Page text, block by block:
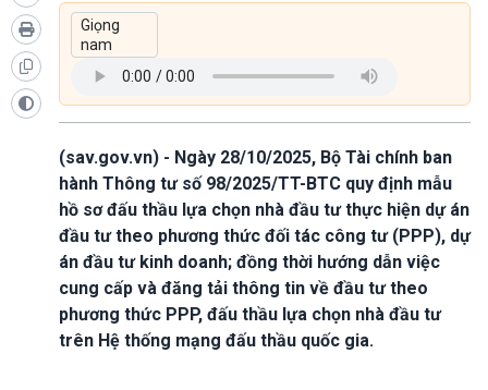
(sav.gov.vn) - Ngày 28/10/2025, Bộ Tài chính ban
hành Thông tư số 98/2025/TT-BTC quy định mẫu
hồ sơ đấu thầu lựa chọn nhà đầu tư thực hiện dự án
đầu tư theo phương thức đối tác công tư (PPP), dự
án đầu tư kinh doanh; đồng thời hướng dẫn việc
cung cấp và đăng tải thông tin về đầu tư theo
phương thức PPP, đấu thầu lựa chọn nhà đầu tư
trên Hệ thống mạng đấu thầu quốc gia.